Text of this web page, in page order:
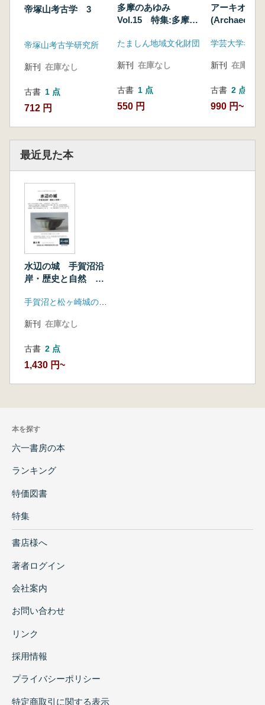
帝塚山考古学 3
帝塚山考古学研究所
新刊 在庫なし
古書 1 点
712 円
多摩のあゆみ
Vol.15 特集:多摩の
たましん地域文化財団
新刊 在庫なし
古書 1 点
550 円
アーキオ・
(Archaeo-
学芸大学考古
新刊 在庫なし
古書 2 点
990 円~
最近見た本
水辺の城 手賀沼沿
岸・歴史と自然 第4
新刊 在庫なし
古書 2 点
1,430 円~
本を探す
六一書房の本
ランキング
特価図書
特集
書店様へ
著者ログイン
会社案内
お問い合わせ
リンク
採用情報
プライバシーポリシー
特定商取引に関する表示